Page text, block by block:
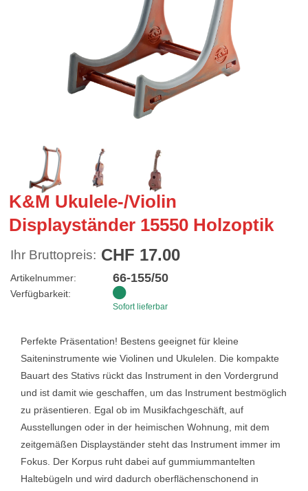
K&M Ukulele-/Violin
Displayständer 15550 Holzoptik
Ihr Bruttopreis: CHF 17.00
Artikelnummer: 66-155/50
Verfügbarkeit:
Sofort lieferbar
Perfekte Präsentation! Bestens geeignet für kleine
Saiteninstrumente wie Violinen und Ukulelen. Die kompakte
Bauart des Stativs rückt das Instrument in den Vordergrund
und ist damit wie geschaffen, um das Instrument bestmöglich
zu präsentieren. Egal ob im Musikfachgeschäft, auf
Ausstellungen oder in der heimischen Wohnung, mit dem
zeitgemäßen Displayständer steht das Instrument immer im
Fokus. Der Korpus ruht dabei auf gummiummantelten
Haltebügeln und wird dadurch oberflächenschonend in